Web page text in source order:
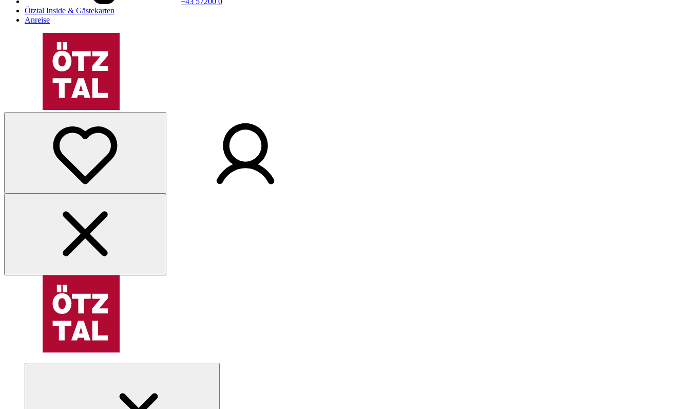
Ötztal Inside & Gästekarten
Anreise